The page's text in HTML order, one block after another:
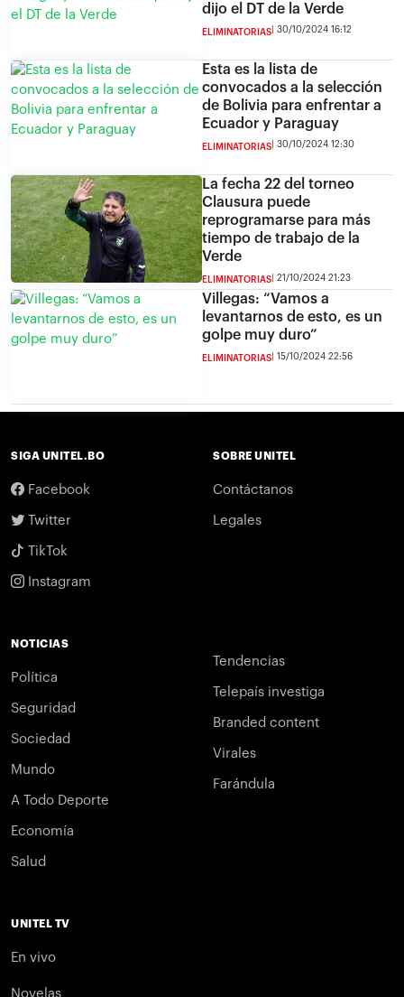
dijo el DT de la Verde
ELIMINATORIAS 30/10/2024 16:12
Esta es la lista de
convocados a la selección
de Bolivia para enfrentar a
Ecuador y Paraguay
ELIMINATORIAS 30/10/2024 12:30
La fecha 22 del torneo
Clausura puede
reprogramarse para más
tiempo de trabajo de la
Verde
ELIMINATORIAS 21/10/2024 21:23
Villegas: “Vamos a
levantarnos de esto, es un
golpe muy duro”
ELIMINATORIAS 15/10/2024 22:56
SIGA UNITEL.BO
Facebook
Twitter
TikTok
Instagram
SOBRE UNITEL
Contáctanos
Legales
NOTICIAS
Política
Seguridad
Sociedad
Mundo
A Todo Deporte
Economía
Salud
Tendencias
Telepaís investiga
Branded content
Virales
Farándula
UNITEL TV
En vivo
Novelas